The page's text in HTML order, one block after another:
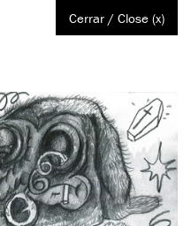
Cerrar / Close (x)